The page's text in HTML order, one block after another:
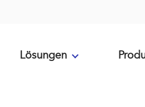
Lösungen